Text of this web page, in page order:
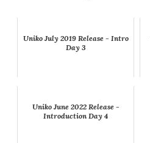
Uniko July 2019 Release - Intro
Day 3
Uniko June 2022 Release -
Introduction Day 4